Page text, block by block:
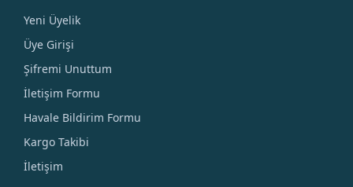
Yeni Üyelik
Üye Girişi
Şifremi Unuttum
İletişim Formu
Havale Bildirim Formu
Kargo Takibi
İletişim